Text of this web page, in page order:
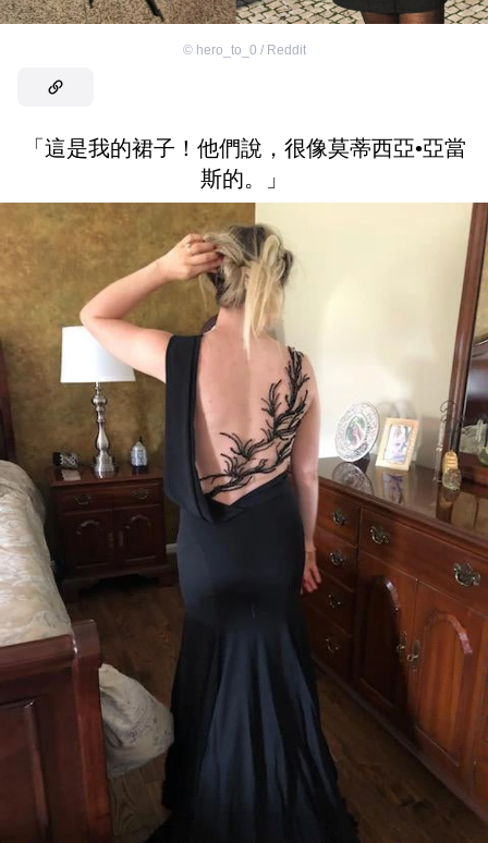
© hero_to_0 / Reddit
「這是我的裙子！他們說，很像莫蒂西亞•亞當
斯的。」